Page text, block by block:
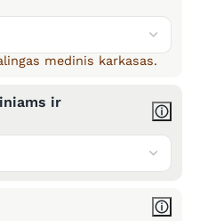
medinis karkasas.
ir